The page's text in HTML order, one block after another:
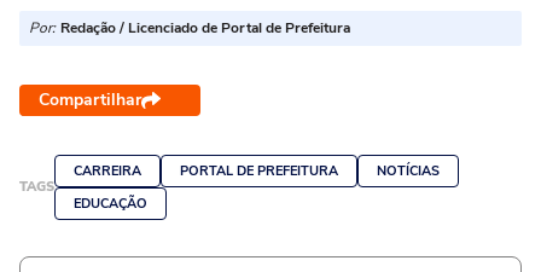
Por: Redação / Licenciado de Portal de Prefeitura
Compartilhar
TAGS
CARREIRA PORTAL DE PREFEITURA
NOTÍCIAS
EDUCAÇÃO